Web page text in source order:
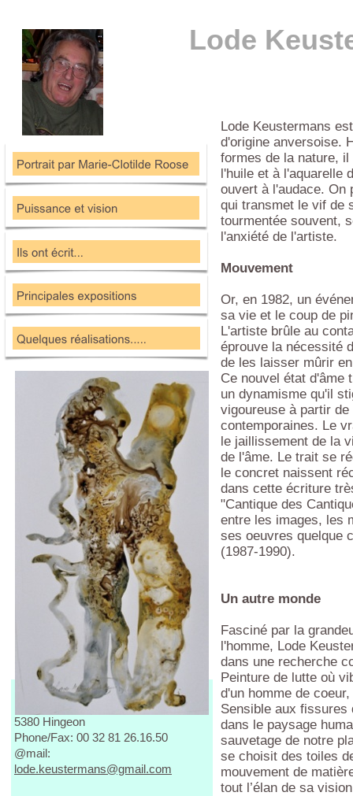
Lode
Lode Keustermans
Rue des Frères Stasse, 18
5380 Hingeon
Phone/Fax: 00 32 81 26.16.50
@mail:
lode.keustermans@gmail.com
Lode Keustermans
d'origine anversoise.
formes de la nature,
l'huile et à l'aquarelle
ouvert à l'audace. On
qui transmet le vif de
tourmentée souvent,
l'anxiété de l'artiste.
Mouvement
Or, en 1982, un
sa vie et le coup de
L'artiste brûle au
éprouve la nécessité
de les laisser mûrir
Ce nouvel état d'âme
un dynamisme qu'il
vigoureuse à partir
contemporaines. Le
le jaillissement de la
de l'âme. Le trait se
le concret naissent
dans cette écriture
"Cantique des
entre les images, les
ses oeuvres quelque
(1987-1990).
Un autre monde
Fasciné par la
l'homme, Lode
dans une recherche
Peinture de lutte où
d'un homme de
Sensible aux fissures
dans le paysage
sauvetage de notre
se choisit des toiles
mouvement de
tout l’élan de sa